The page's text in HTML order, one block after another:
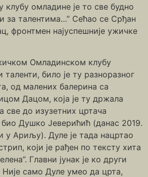
клубу омладине је то све будно
за талентима…” Сећао се Срђан
фронтмен најуспешније ужичке
Омладинском клубу
било је ту разноразног
од малених балерина са
Дацом, која је ту држала
све до изузетних цртача
био Душко Јеверићић (данас 2019.
Ариљу). Дуле је тада нацртао
који је рађен по тексту хита
Главни јунак је ко други
само Дуле умео да црта,